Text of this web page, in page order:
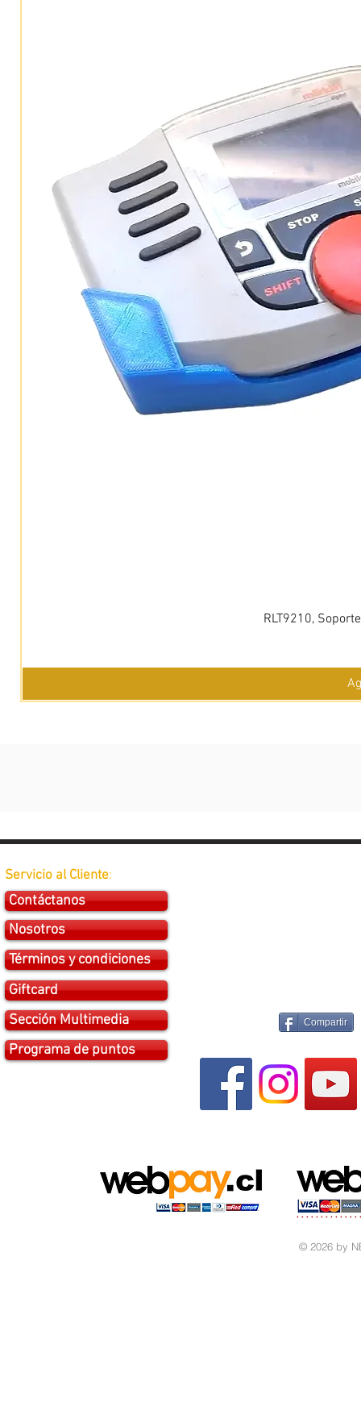
RLT9210,
Servicio al Cliente:
Contáctanos
Nosotros
Términos y condiciones
Giftcard
Sección Multimedia
Programa de puntos
Compartir
© 2026 by